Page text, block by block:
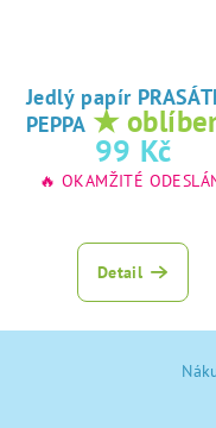
Jedlý papír
PEPPA ★
tisk na jedlý
papír
99 Kč
🔥 OKAMŽITÉ
Detail